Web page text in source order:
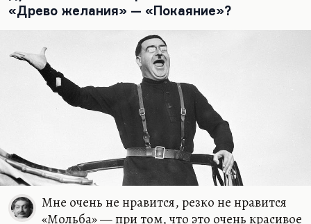
«Древо желания» — «Покаяние»?
Мне очень не нравится, резко не нравится
«Мольба» — при том, что это очень красивое